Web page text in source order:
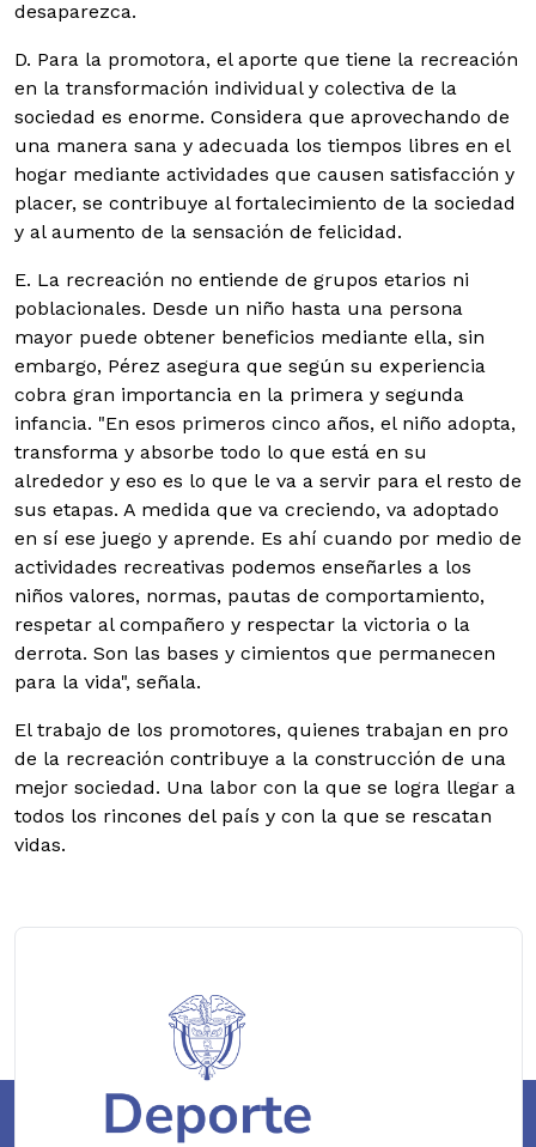
desaparezca.
D. Para la promotora, el aporte que tiene la recreación
en la transformación individual y colectiva de la
sociedad es enorme. Considera que aprovechando de
una manera sana y adecuada los tiempos libres en el
hogar mediante actividades que causen satisfacción y
placer, se contribuye al fortalecimiento de la sociedad
y al aumento de la sensación de felicidad.
E. La recreación no entiende de grupos etarios ni
poblacionales. Desde un niño hasta una persona
mayor puede obtener beneficios mediante ella, sin
embargo, Pérez asegura que según su experiencia
cobra gran importancia en la primera y segunda
infancia. "En esos primeros cinco años, el niño adopta,
transforma y absorbe todo lo que está en su
alrededor y eso es lo que le va a servir para el resto de
sus etapas. A medida que va creciendo, va adoptado
en sí ese juego y aprende. Es ahí cuando por medio de
actividades recreativas podemos enseñarles a los
niños valores, normas, pautas de comportamiento,
respetar al compañero y respectar la victoria o la
derrota. Son las bases y cimientos que permanecen
para la vida", señala.
El trabajo de los promotores, quienes trabajan en pro
de la recreación contribuye a la construcción de una
mejor sociedad. Una labor con la que se logra llegar a
todos los rincones del país y con la que se rescatan
vidas.